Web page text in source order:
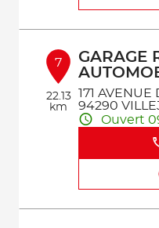
7
22.13
km
GARAGE
171
94290
Ouvert